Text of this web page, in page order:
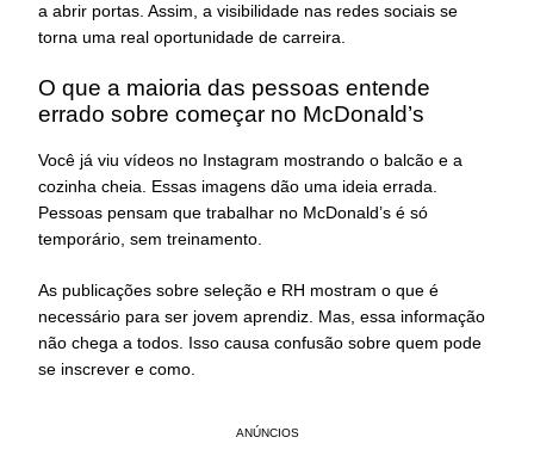
a abrir portas. Assim, a visibilidade nas redes sociais se
torna uma real oportunidade de carreira.
O que a maioria das pessoas entende
errado sobre começar no McDonald’s
Você já viu vídeos no Instagram mostrando o balcão e a
cozinha cheia. Essas imagens dão uma ideia errada.
Pessoas pensam que trabalhar no McDonald’s é só
temporário, sem treinamento.
As publicações sobre seleção e RH mostram o que é
necessário para ser jovem aprendiz. Mas, essa informação
não chega a todos. Isso causa confusão sobre quem pode
se inscrever e como.
ANÚNCIOS